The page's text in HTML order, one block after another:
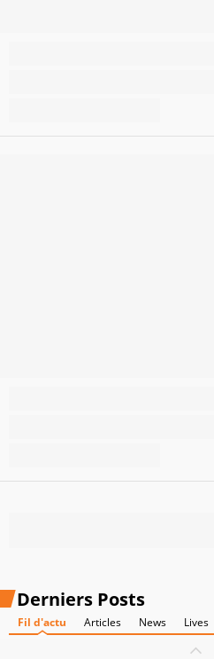
Derniers Posts
Fil d'actu Articles News Lives